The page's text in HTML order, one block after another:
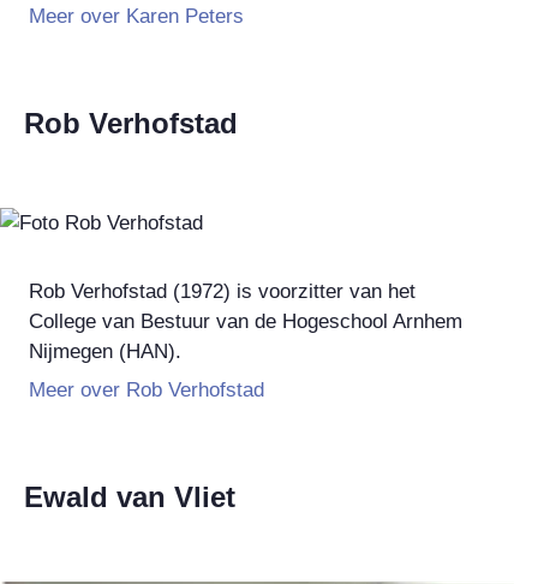
Meer over Karen Peters
Rob Verhofstad
Rob Verhofstad (1972) is voorzitter van het
College van Bestuur van de Hogeschool Arnhem
Nijmegen (HAN).
Meer over Rob Verhofstad
Ewald van Vliet